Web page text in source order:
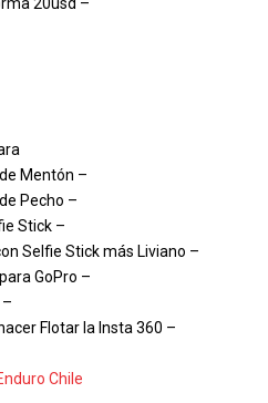
Mentón –
Pecho –
Stick –
Selfie Stick más Liviano –
GoPro –
–
Flotar la Insta 360 –
Chile